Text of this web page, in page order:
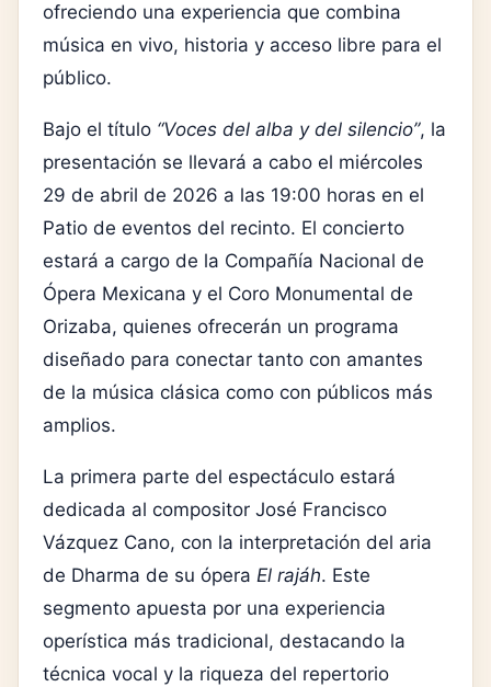
ofreciendo una experiencia que combina
música en vivo, historia y acceso libre para el
público.
Bajo el título “Voces del alba y del silencio”, la
presentación se llevará a cabo el miércoles
29 de abril de 2026 a las 19:00 horas en el
Patio de eventos del recinto. El concierto
estará a cargo de la Compañía Nacional de
Ópera Mexicana y el Coro Monumental de
Orizaba, quienes ofrecerán un programa
diseñado para conectar tanto con amantes
de la música clásica como con públicos más
amplios.
La primera parte del espectáculo estará
dedicada al compositor José Francisco
Vázquez Cano, con la interpretación del aria
de Dharma de su ópera El rajáh. Este
segmento apuesta por una experiencia
operística más tradicional, destacando la
técnica vocal y la riqueza del repertorio